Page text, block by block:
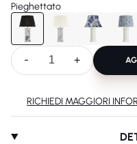
Pieghettato
- +
RICHIEDI MAGGIORI